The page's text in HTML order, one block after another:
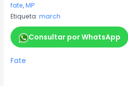
fate,MP
Etiqueta:march
Consultar por WhatsApp
Fate